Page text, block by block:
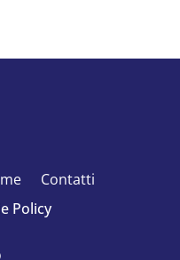
Contatti
Policy